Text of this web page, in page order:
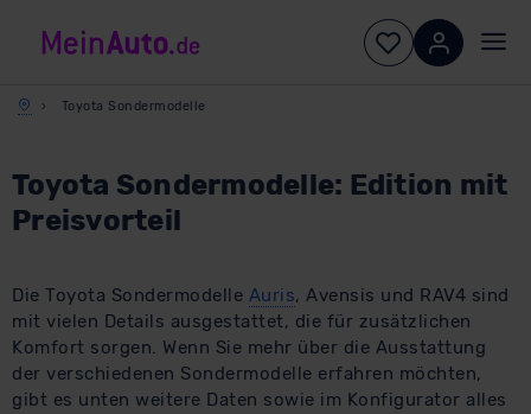
Toyota Sondermodelle
Toyota Sondermodelle: Edition mit
Preisvorteil
Die Toyota Sondermodelle Auris, Avensis und RAV4 sind
mit vielen Details ausgestattet, die für zusätzlichen
Komfort sorgen. Wenn Sie mehr über die Ausstattung
der verschiedenen Sondermodelle erfahren möchten,
gibt es unten weitere Daten sowie im Konfigurator alles